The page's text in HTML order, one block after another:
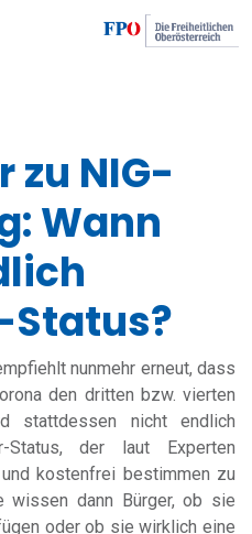
zu NIG-
Wann
nunmehr erneut, dass
den dritten bzw. vierten
stattdessen nicht endlich
Status, der laut Experten
kostenfrei bestimmen zu
wissen dann Bürger, ob sie
oder ob sie wirklich eine